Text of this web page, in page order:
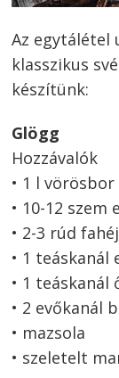
Az egytálétel
klasszikus
készítünk:
Glögg
Hozzávalók
• 1 l vörösbor
• 10-12 szem
• 2-3 rúd fahéj
• 1 teáskanál
• 1
• 2 evőkanál
• mazsola
• szeletelt